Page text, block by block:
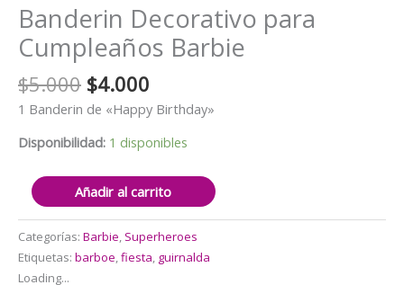
Banderin Decorativo para
Cumpleaños Barbie
$5.000 El
precio
original
era:
$4.000
precio
actual
es:
1 Banderin de «Happy Birthday»
Disponibilidad: 1 disponibles
Banderin
Decorativo
para
Cumpleaños
Barbie
Añadir al carrito
Categorías: Barbie, Superheroes
Etiquetas: barboe,fiesta, guirnalda
Loading...